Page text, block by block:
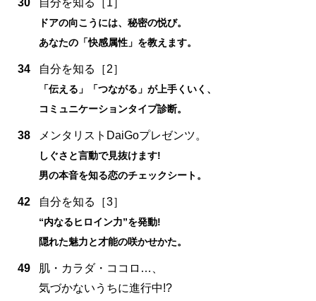
ドアの向こうには、秘密の悦び。
あなたの「快感属性」を教えます。
34 自分を知る［2］
「伝える」「つながる」が上手くいく、
コミュニケーションタイプ診断。
38 メンタリストDaiGoプレゼンツ。
しぐさと言動で見抜けます!
男の本音を知る恋のチェックシート。
42 自分を知る［3］
“内なるヒロイン力”を発動!
隠れた魅力と才能の咲かせかた。
49
肌・カラダ・ココロ…、
気づかないうちに進行中!?